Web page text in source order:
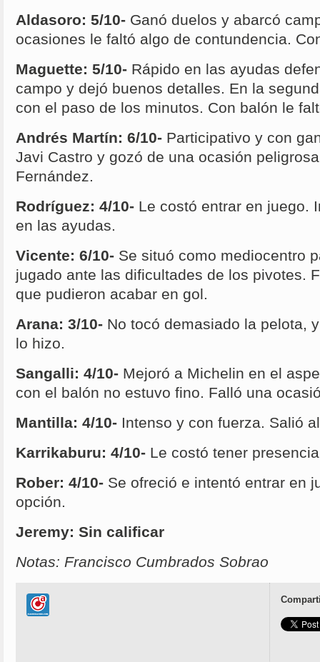
Aldasoro: 5/10- Ganó duelos y abarcó
ocasiones le faltó algo de contundencia.
Maguette: 5/10- Rápido en las ayudas
campo y dejó buenos detalles. En la
con el paso de los minutos. Con balón le
Andrés Martín: 6/10- Participativo y con
Javi Castro y gozó de una ocasión
Fernández.
Rodríguez: 4/10- Le costó entrar en juego.
en las ayudas.
Vicente: 6/10- Se situó como mediocentro
jugado ante las dificultades de los pivotes.
que pudieron acabar en gol.
Arana: 3/10- No tocó demasiado la pelota,
lo hizo.
Sangalli: 4/10- Mejoró a Michelin en el
con el balón no estuvo fino. Falló una
Mantilla: 4/10- Intenso y con fuerza. Salió
Karrikaburu: 4/10- Le costó tener
Rober: 4/10- Se ofreció e intentó entrar en
opción.
Jeremy: Sin calificar
Notas: Francisco Cumbrados Sobrao